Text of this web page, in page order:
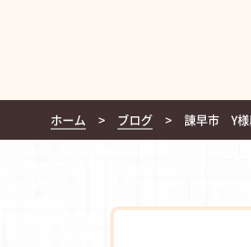
ホーム ブログ 諌早市 Y